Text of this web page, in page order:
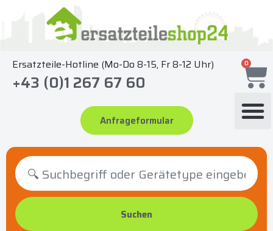
springen
Ersatzteile-Hotline (Mo-Do 8-15, Fr 8-12 Uhr)
+43 (0)1 267 67 60
Anfrageformular
0